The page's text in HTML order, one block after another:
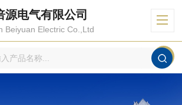
源电气有限公司
Beiyuan Electric Co.,Ltd